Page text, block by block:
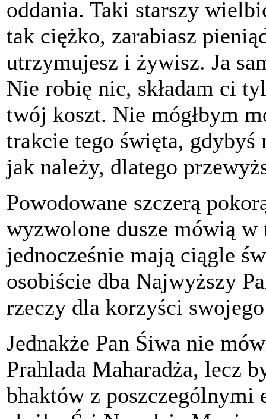
oddania. Taki starszy
tak ciężko, zarabiasz
utrzymujesz i żywisz. Ja
Nie robię nic, składam ci
twój koszt. Nie mógłbym
trakcie tego święta, gdybyś
jak należy, dlatego
Powodowane szczerą
wyzwolone dusze mówią
jednocześnie mają ciągle
osobiście dba Najwyższy
rzeczy dla korzyści
Jednakże Pan Śiwa nie
Prahlada Maharadża, lecz
bhaktów z poszczególnymi